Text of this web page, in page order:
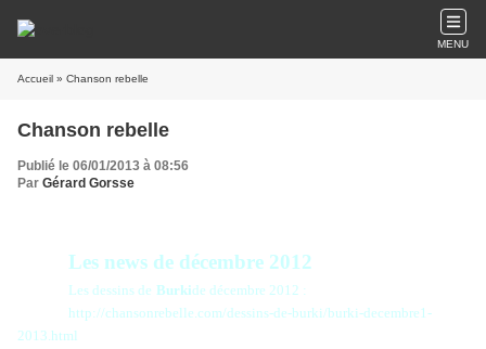
MENU
Accueil » Chanson rebelle
Chanson rebelle
Publié le 06/01/2013 à 08:56
Par Gérard Gorsse
Les news de décembre 201 2
Les dessins de Burkide décembre 2012 :
http://chansonrebelle.com/dessins-de-burki/burki-decembre1-
2013.html